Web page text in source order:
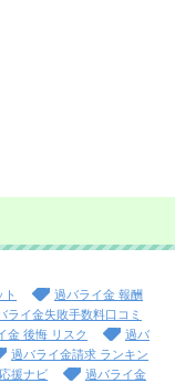
過バライ金 報酬
ライ金失敗手数料口コミ
金 後悔 リスク
過バ
過バライ金請求 ランキン
援ナビ 過バライ金